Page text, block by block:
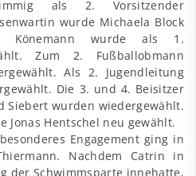
als 2. Vorsitzender
wurde Michaela Block
Könemann wurde als 1.
Zum 2. Fußballobmann
Als 2. Jugendleitung
Die 3. und 4. Beisitzer
Siebert wurden wiedergewählt.
Jonas Hentschel neu gewählt.
Engagement ging in
Nachdem Catrin in
der Schwimmsparte innehatte,